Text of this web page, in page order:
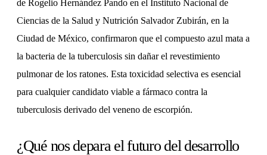
de Rogelio Hernández Pando en el Instituto Nacional de
Ciencias de la Salud y Nutrición Salvador Zubirán, en la
Ciudad de México, confirmaron que el compuesto azul mata a
la bacteria de la tuberculosis sin dañar el revestimiento
pulmonar de los ratones. Esta toxicidad selectiva es esencial
para cualquier candidato viable a fármaco contra la
tuberculosis derivado del veneno de escorpión.
¿Qué nos depara el futuro del desarrollo